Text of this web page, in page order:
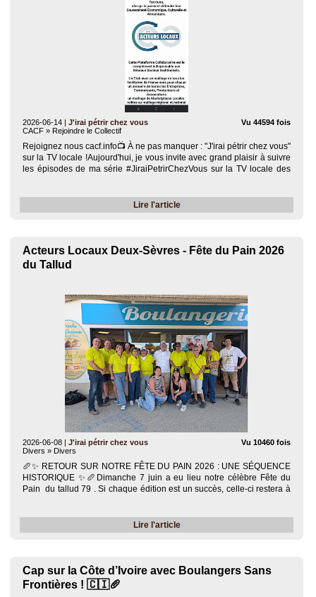
2026-06-14 J'irai pétrir chez vous
Vu 44594 fois
CACF » Rejoindre le Collectif
Rejoignez nous cacf.info​📺 À ne pas manquer : "J'irai pétrir chez vous"
sur la TV locale !​Aujourd'hui, je vous invite avec grand plaisir à suivre
les épisodes de ma série #JiraiPetrirChezVous sur la TV locale des
Lire l'article
Acteurs Locaux Deux-Sèvres - Fête du Pain 2026
du Tallud
2026-06-08 J'irai pétrir chez vous
Vu 10460 fois
Divers » Divers
🥖✨ RETOUR SUR NOTRE FÊTE DU PAIN 2026 : UNE SÉQUENCE
HISTORIQUE ✨🥖​Dimanche 7 juin a eu lieu notre célèbre Fête du
Pain du tallud 79 . Si chaque édition est un succès, celle-ci restera à
Lire l'article
Cap sur la Côte d’Ivoire avec Boulangers Sans
Frontières ! 🇨🇮🥖